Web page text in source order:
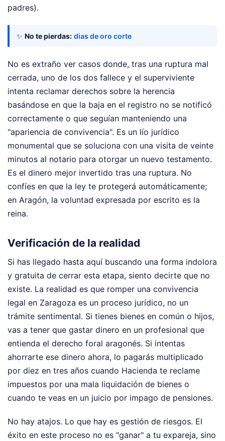
padres).
✨ No te pierdas: dias de oro corte
No es extraño ver casos donde, tras una ruptura mal
cerrada, uno de los dos fallece y el superviviente
intenta reclamar derechos sobre la herencia
basándose en que la baja en el registro no se notificó
correctamente o que seguían manteniendo una
"apariencia de convivencia". Es un lío jurídico
monumental que se soluciona con una visita de veinte
minutos al notario para otorgar un nuevo testamento.
Es el dinero mejor invertido tras una ruptura. No
confíes en que la ley te protegerá automáticamente;
en Aragón, la voluntad expresada por escrito es la
reina.
Verificación de la realidad
Si has llegado hasta aquí buscando una forma indolora
y gratuita de cerrar esta etapa, siento decirte que no
existe. La realidad es que romper una convivencia
legal en Zaragoza es un proceso jurídico, no un
trámite sentimental. Si tienes bienes en común o hijos,
vas a tener que gastar dinero en un profesional que
entienda el derecho foral aragonés. Si intentas
ahorrarte ese dinero ahora, lo pagarás multiplicado
por diez en tres años cuando Hacienda te reclame
impuestos por una mala liquidación de bienes o
cuando te veas en un juicio por impago de pensiones.
No hay atajos. Lo que hay es gestión de riesgos. El
éxito en este proceso no es "ganar" a tu expareja, sino